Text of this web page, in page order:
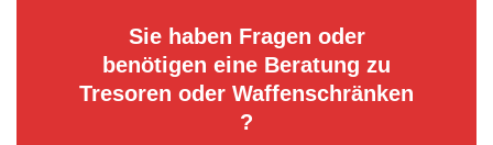
Sie haben Fragen oder
benötigen eine Beratung zu
Tresoren oder Waffenschränken
?